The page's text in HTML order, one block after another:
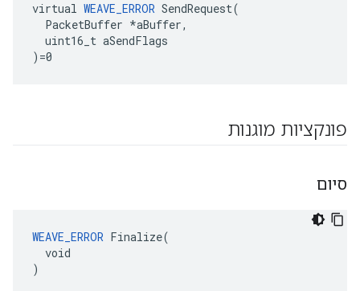
virtual WEAVE_ERROR SendRequest(
  PacketBuffer *aBuffer,
  uint16_t aSendFlags
)=0
פונקציות מוגנות
סיום
WEAVE_ERROR Finalize(
  void
)